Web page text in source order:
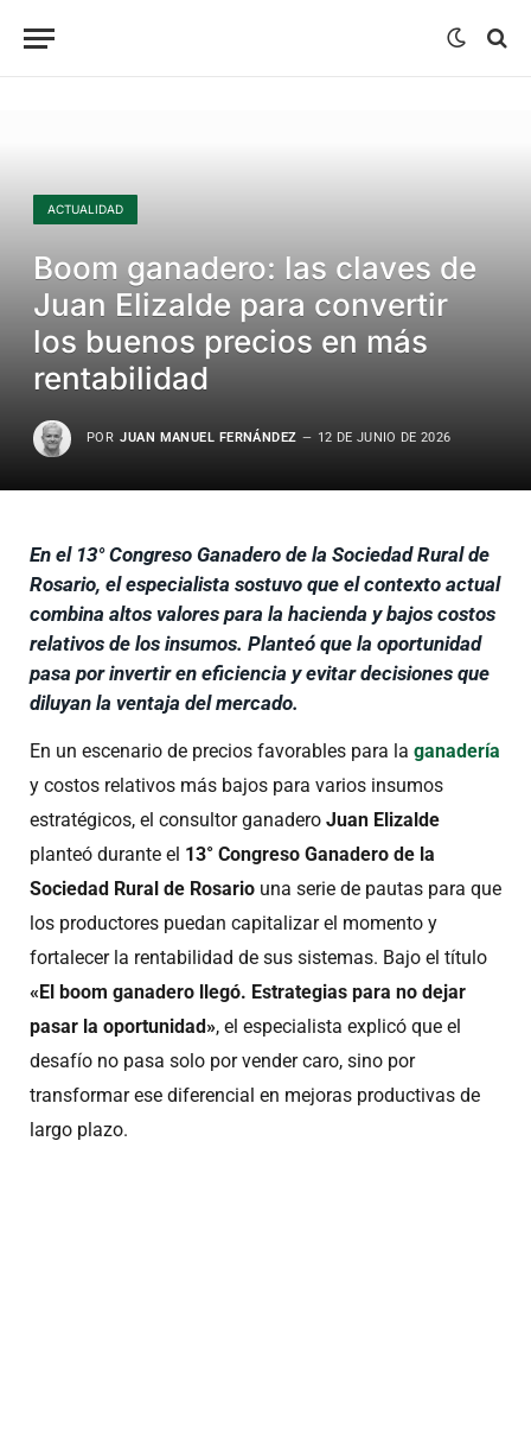
ACTUALIDAD
Boom ganadero: las claves de
Juan Elizalde para convertir
los buenos precios en más
rentabilidad
POR JUAN MANUEL FERNÁNDEZ 12 DE JUNIO DE 2026
En el 13° Congreso Ganadero de la Sociedad Rural de
Rosario, el especialista sostuvo que el contexto actual
combina altos valores para la hacienda y bajos costos
relativos de los insumos. Planteó que la oportunidad
pasa por invertir en eficiencia y evitar decisiones que
diluyan la ventaja del mercado.
En un escenario de precios favorables para la ganadería
y costos relativos más bajos para varios insumos
estratégicos, el consultor ganadero Juan Elizalde
planteó durante el 13° Congreso Ganadero de la
Sociedad Rural de Rosario una serie de pautas para que
los productores puedan capitalizar el momento y
fortalecer la rentabilidad de sus sistemas. Bajo el título
«El boom ganadero llegó. Estrategias para no dejar
pasar la oportunidad», el especialista explicó que el
desafío no pasa solo por vender caro, sino por
transformar ese diferencial en mejoras productivas de
largo plazo.